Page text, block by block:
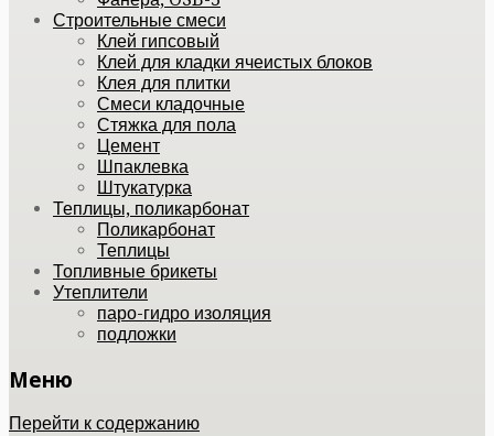
Строительные смеси
Клей гипсовый
Клей для кладки ячеистых блоков
Клея для плитки
Смеси кладочные
Стяжка для пола
Цемент
Шпаклевка
Штукатурка
Теплицы, поликарбонат
Поликарбонат
Теплицы
Топливные брикеты
Утеплители
паро-гидро изоляция
подложки
Меню
Перейти к содержанию